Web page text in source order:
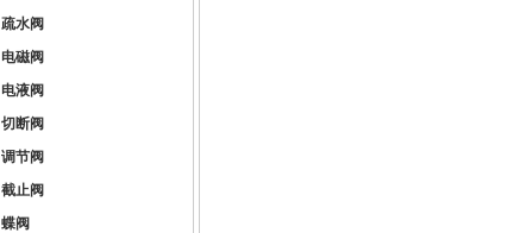
疏水阀
电磁阀
电液阀
切断阀
调节阀
截止阀
蝶阀